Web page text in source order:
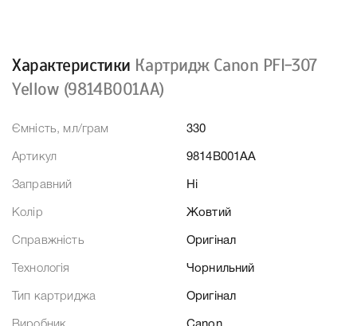
Характеристики Картридж Canon PFI-307
Yellow (9814B001AA)
Ємність, мл/грам 330
Артикул 9814B001AA
Заправний Ні
Колір Жовтий
Справжність Оригінал
Технологія Чорнильний
Тип картриджа Оригінал